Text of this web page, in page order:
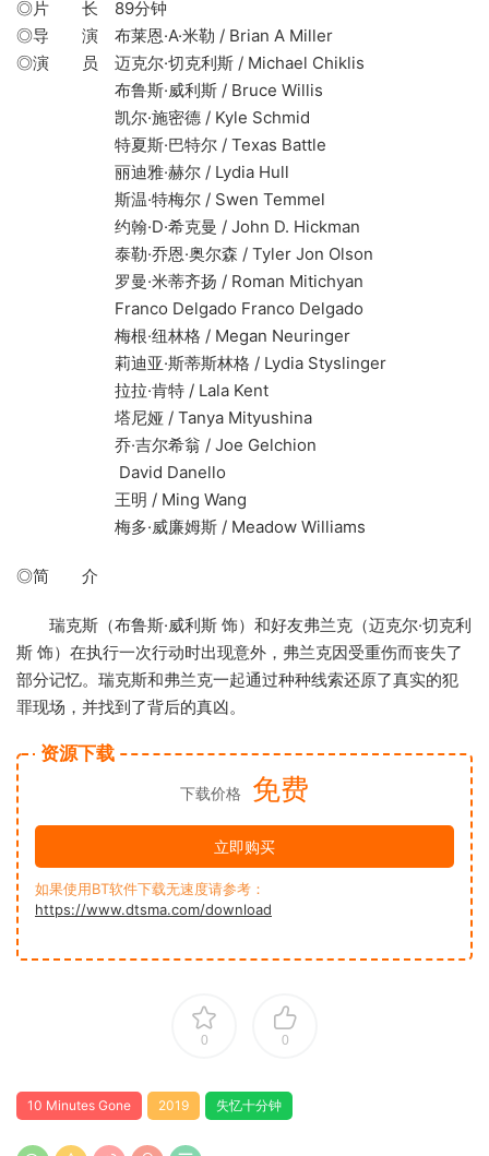
◎片 长 89分钟
◎导 演 布莱恩·A·米勒 / Brian A Miller
◎演 员 迈克尔·切克利斯 / Michael Chiklis
布鲁斯·威利斯 / Bruce Willis
凯尔·施密德 / Kyle Schmid
特夏斯·巴特尔 / Texas Battle
丽迪雅·赫尔 / Lydia Hull
斯温·特梅尔 / Swen Temmel
约翰·D·希克曼 / John D. Hickman
泰勒·乔恩·奥尔森 / Tyler Jon Olson
罗曼·米蒂齐扬 / Roman Mitichyan
Franco Delgado Franco Delgado
梅根·纽林格 / Megan Neuringer
莉迪亚·斯蒂斯林格 / Lydia Styslinger
拉拉·肯特 / Lala Kent
塔尼娅 / Tanya Mityushina
乔·吉尔希翁 / Joe Gelchion
David Danello
王明 / Ming Wang
梅多·威廉姆斯 / Meadow Williams
◎简 介
瑞克斯（布鲁斯·威利斯 饰）和好友弗兰克（迈克尔·切克利
斯 饰）在执行一次行动时出现意外，弗兰克因受重伤而丧失了
部分记忆。瑞克斯和弗兰克一起通过种种线索还原了真实的犯
罪现场，并找到了背后的真凶。
资源下载
下载价格 免费
立即购买
如果使用BT软件下载无速度请参考：
https://www.dtsma.com/download
0 0
10 Minutes Gone 2019 失忆十分钟